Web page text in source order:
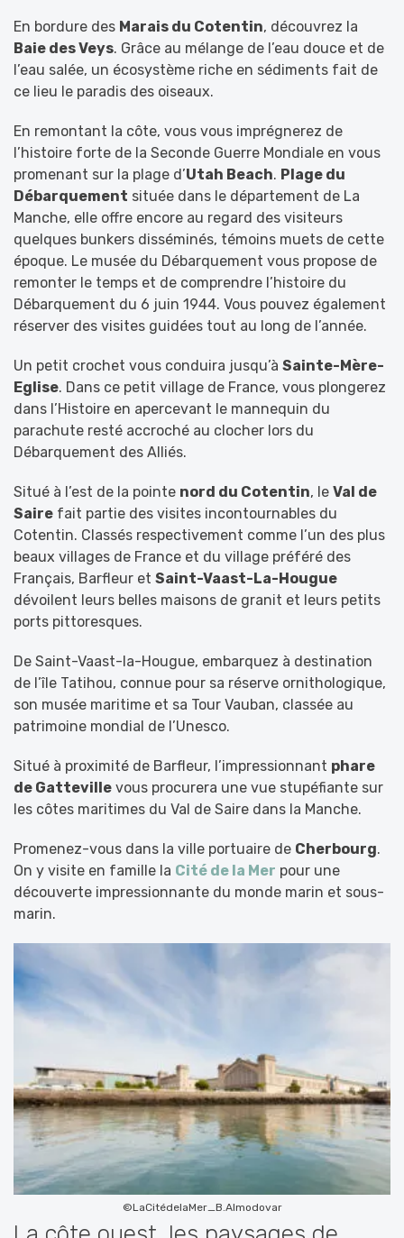
En bordure des Marais du Cotentin, découvrez la
Baie des Veys. Grâce au mélange de l’eau douce et de
l’eau salée, un écosystème riche en sédiments fait de
ce lieu le paradis des oiseaux.
En remontant la côte, vous vous imprégnerez de
l’histoire forte de la Seconde Guerre Mondiale en vous
promenant sur la plage d’Utah Beach. Plage du
Débarquement située dans le département de La
Manche, elle offre encore au regard des visiteurs
quelques bunkers disséminés, témoins muets de cette
époque. Le musée du Débarquement vous propose de
remonter le temps et de comprendre l’histoire du
Débarquement du 6 juin 1944. Vous pouvez également
réserver des visites guidées tout au long de l’année.
Un petit crochet vous conduira jusqu’à Sainte-Mère-
Eglise. Dans ce petit village de France, vous plongerez
dans l’Histoire en apercevant le mannequin du
parachute resté accroché au clocher lors du
Débarquement des Alliés.
Situé à l’est de la pointe nord du Cotentin, le Val de
Saire fait partie des visites incontournables du
Cotentin. Classés respectivement comme l’un des plus
beaux villages de France et du village préféré des
Français, Barfleur et Saint-Vaast-La-Hougue
dévoilent leurs belles maisons de granit et leurs petits
ports pittoresques.
De Saint-Vaast-la-Hougue, embarquez à destination
de l’île Tatihou, connue pour sa réserve ornithologique,
son musée maritime et sa Tour Vauban, classée au
patrimoine mondial de l’Unesco.
Situé à proximité de Barfleur, l’impressionnant phare
de Gatteville vous procurera une vue stupéfiante sur
les côtes maritimes du Val de Saire dans la Manche.
Promenez-vous dans la ville portuaire de Cherbourg.
On y visite en famille la Cité de la Mer pour une
découverte impressionnante du monde marin et sous-
marin.
©LaCitédelaMer_B.Almodovar